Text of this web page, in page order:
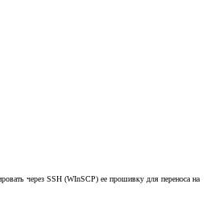
через SSH (WInSCP) ее прошивку для переноса на